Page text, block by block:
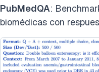
PubMedQA:
biomédicas con